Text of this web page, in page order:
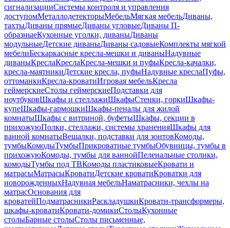
сигнализацииСистемы контроля и управления
доступомМеталлодетекторыМебельМягкая мебельДиваны,
тахтыДиваны прямыеДиваны угловыеДиваны П-
образныеКухонные уголки, диваныДиваны
модульныеДетские диваныДиваны садовыеКомплекты мягкой
мебелиБескаркасные кресла-мешки и диваныНадувные
диваныКреслаКреслаКресла-мешки и пуфыКресла-качалки,
кресла-маятникиДетские кресла, пуфыНадувные креслаПуфы,
оттоманкиКресла-кроватиИгровая мебельКресла
геймерскиеСтолы геймерскиеПодставки для
ноутбуковШкафы и стеллажиШкафыСтенки, горкиШкафы-
купеШкафы-гармошкиШкафы-пеналы для жилой
комнатыШкафы с витриной, буфетыШкафы, секции в
прихожуюПолки, стеллажи, системы храненияШкафы для
ванной комнатыВешалки, подставки для зонтовКомоды,
тумбыКомодыТумбыПрикроватные тумбыОбувницы, тумбы в
прихожуюКомоды, тумбы для ваннойПеленальные столики,
комодыТумбы под ТВКомоды пластиковыеКровати и
матрасыМатрасыКроватиДетские кроватиКроватки для
новорожденныхНадувная мебельНаматрасники, чехлы на
матрасОснования для
кроватейПодматрасникиРаскладушкиКровати-трансформеры,
шкафы-кроватиКровати-домикиСтолыКухонные
столыБарные столыСтолы письменные,